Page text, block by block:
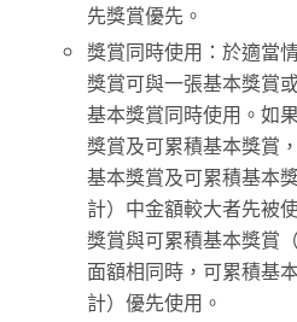
先獎賞優先。
獎賞同時使用：於適當
獎賞可與一張基本獎賞
基本獎賞同時使用。如
獎賞及可累積基本獎賞
基本獎賞及可累積基本
計）中金額較大者先被
獎賞與可累積基本獎賞
面額相同時，可累積基
計）優先使用。